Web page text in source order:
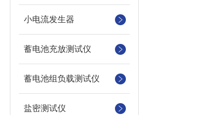
小电流发生器
蓄电池充放测试仪
蓄电池组负载测试仪
盐密测试仪